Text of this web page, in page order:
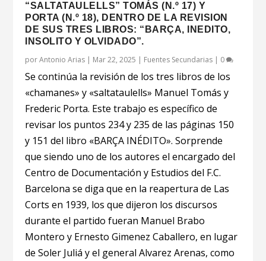
“SALTATAULELLS” TOMÁS (N.º 17) Y
PORTA (N.º 18), DENTRO DE LA REVISION
DE SUS TRES LIBROS: “BARÇA, INEDITO,
INSOLITO Y OLVIDADO”.
porAntonio Arias | Mar 22, 2025 | Fuentes Secundarias | 0
Se continúa la revisión de los tres libros de los
«chamanes» y «saltataulells» Manuel Tomás y
Frederic Porta. Este trabajo es específico de
revisar los puntos 234 y 235 de las páginas 150
y 151 del libro «BARÇA INÉDITO». Sorprende
que siendo uno de los autores el encargado del
Centro de Documentación y Estudios del F.C.
Barcelona se diga que en la reapertura de Las
Corts en 1939, los que dijeron los discursos
durante el partido fueran Manuel Brabo
Montero y Ernesto Gimenez Caballero, en lugar
de Soler Juliá y el general Alvarez Arenas, como